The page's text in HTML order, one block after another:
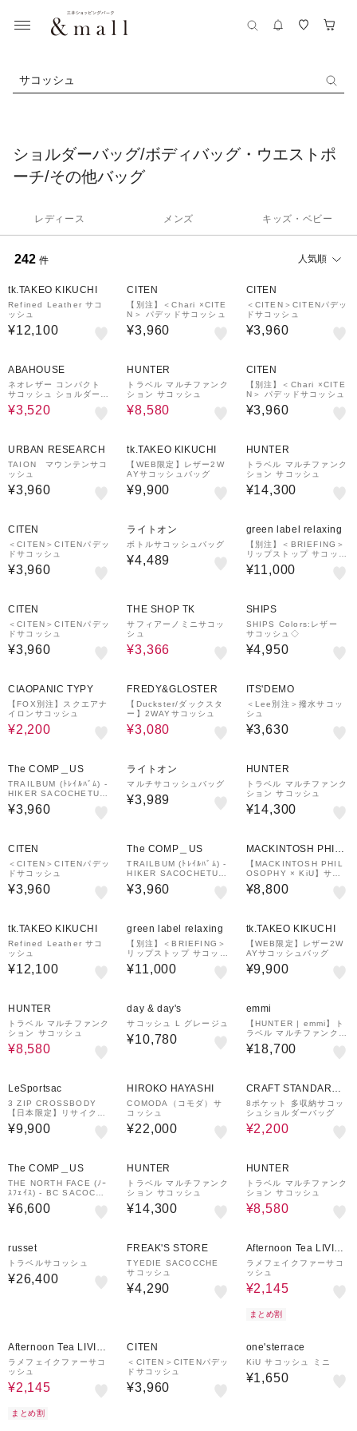
サコッシュ
ショルダーバッグ/ボディバッグ・ウエストポ
ーチ/その他バッグ
レディース メンズ キッズ・ベビー
242 件 人気順
tk.TAKEO KIKUCHI
Refined Leather サコ
ッシュ
¥12,100
CITEN
【別注】＜Chari ×CITE
N＞ パデッドサコッシュ
¥3,960
CITEN
＜CITEN＞CITENパデッ
ドサコッシュ
¥3,960
ABAHOUSE
ネオレザー コンパクト
サコッシュ ショルダー
バッグ
¥3,520
HUNTER
トラベル マルチファンク
ション サコッシュ
¥8,580
CITEN
【別注】＜Chari ×CITE
N＞ パデッドサコッシュ
¥3,960
URBAN RESEARCH
TAION マウンテンサコ
ッシュ
¥3,960
tk.TAKEO KIKUCHI
【WEB限定】レザー2W
AYサコッシュバッグ
¥9,900
HUNTER
トラベル マルチファンク
ション サコッシュ
¥14,300
CITEN
＜CITEN＞CITENパデッ
ドサコッシュ
¥3,960
ライトオン
ボトルサコッシュバッグ
¥4,489
green label relaxing
【別注】＜BRIEFING＞
リップストップ サコッシ
ュ TALL
¥11,000
CITEN
＜CITEN＞CITENパデッ
ドサコッシュ
¥3,960
THE SHOP TK
サフィアーノミニサコッ
シュ
¥3,366
SHIPS
SHIPS Colors:レザー
サコッシュ◇
¥4,950
CIAOPANIC TYPY
【FOX別注】スクエアナ
イロンサコッシュ
¥2,200
FREDY&GLOSTER
【Duckster/ダックスタ
ー】2WAYサコッシュ
¥3,080
ITS'DEMO
＜Lee別注＞撥水サコッ
シュ
¥3,630
The COMP＿US
TRAILBUM (ﾄﾚｲﾙﾊﾞﾑ) -
HIKER SACOCHETUR
TLE (ﾊｲｶｰ ｻｺｯｼｭ ﾀｰﾄﾙ)
¥3,960
ライトオン
マルチサコッシュバッグ
¥3,989
HUNTER
トラベル マルチファンク
ション サコッシュ
¥14,300
CITEN
＜CITEN＞CITENパデッ
ドサコッシュ
¥3,960
The COMP＿US
TRAILBUM (ﾄﾚｲﾙﾊﾞﾑ) -
HIKER SACOCHETUR
TLE (ﾊｲｶｰ ｻｺｯｼｭ ﾀｰﾄﾙ)
¥3,960
MACKINTOSH PHILO
SOPHY
【MACKINTOSH PHIL
OSOPHY × KiU】サコ
ッシュ＆チャームポーチ
¥8,800
tk.TAKEO KIKUCHI
Refined Leather サコ
ッシュ
¥12,100
green label relaxing
【別注】＜BRIEFING＞
リップストップ サコッシ
ュ TALL
¥11,000
tk.TAKEO KIKUCHI
【WEB限定】レザー2W
AYサコッシュバッグ
¥9,900
HUNTER
トラベル マルチファンク
ション サコッシュ
¥8,580
day & day's
サコッシュ L グレージュ
¥10,780
emmi
【HUNTER | emmi】ト
ラベル マルチファンクシ
ョン パッカブル サコッ
シュ
¥18,700
LeSportsac
3 ZIP CROSSBODY
【日本限定】リサイクル
ドブラックJP
¥9,900
HIROKO HAYASHI
COMODA（コモダ）サ
コッシュ
¥22,000
CRAFT STANDARD
BOUTIQUE
8ポケット 多収納サコッ
シュショルダーバッグ
¥2,200
The COMP＿US
THE NORTH FACE (ﾉｰ
ｽﾌｪｲｽ) - BC SACOCHE
(ﾍﾞｰｽｷｬﾝﾌﾟ ｻｺｯｼｭ)
¥6,600
HUNTER
トラベル マルチファンク
ション サコッシュ
¥14,300
HUNTER
トラベル マルチファンク
ション サコッシュ
¥8,580
russet
トラベルサコッシュ
¥26,400
FREAK'S STORE
TYEDIE SACOCCHE
サコッシュ
¥4,290
Afternoon Tea LIVIN
G
ラメフェイクファーサコ
ッシュ
¥2,145
まとめ割
Afternoon Tea LIVIN
G
ラメフェイクファーサコ
ッシュ
¥2,145
まとめ割
CITEN
＜CITEN＞CITENパデッ
ドサコッシュ
¥3,960
one'sterrace
KiU サコッシュ ミニ
¥1,650